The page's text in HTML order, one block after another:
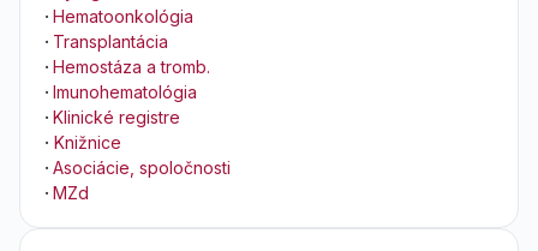
· Hematoonkológia
· Transplantácia
· Hemostáza a tromb.
· Imunohematológia
· Klinické registre
· Knižnice
· Asociácie, spoločnosti
· MZd